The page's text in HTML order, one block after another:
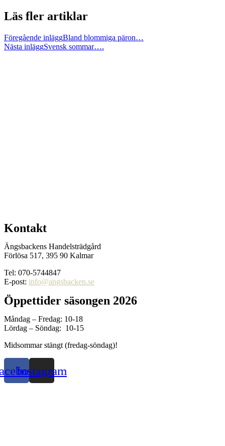
Läs fler artiklar
Föregående inläggBland blommiga päron…
Nästa inläggSvensk sommar….
Kontakt
Ängsbackens Handelsträdgård
Förlösa 517, 395 90 Kalmar
Tel: 070-5744847
E-post: info@angsbacken.se
Öppettider säsongen 2026
Måndag – Fredag: 10-18
Lördag – Söndag: 10-15
Midsommar stängt (fredag-söndag)!
Instagram